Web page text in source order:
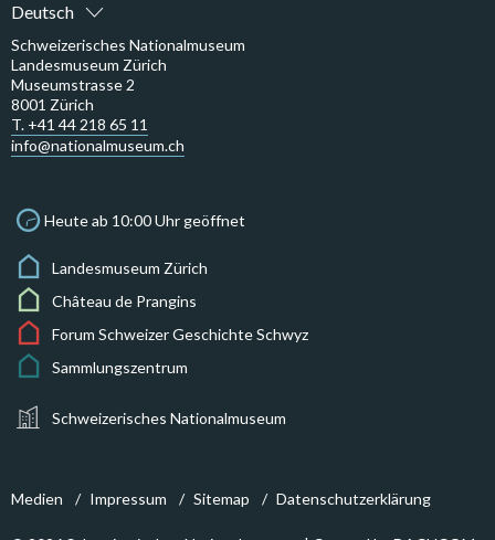
Deutsch
Schweizerisches Nationalmuseum
Landesmuseum Zürich
Museumstrasse 2
8001 Zürich
T. +41 44 218 65 11
info@nationalmuseum.ch
Heute ab 10:00 Uhr geöffnet
Landesmuseum Zürich
Château de Prangins
Forum Schweizer Geschichte Schwyz
Sammlungszentrum
Schweizerisches Nationalmuseum
Medien Impressum Sitemap Datenschutzerklärung